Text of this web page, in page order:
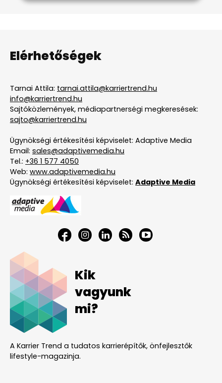
Elérhetőségek
Tarnai Attila: tarnai.attila@karriertrend.hu
info@karriertrend.hu
Sajtóközlemények, médiapartnerségi megkeresések:
sajto@karriertrend.hu
Ügynökségi értékesítési képviselet: Adaptive Media
Email: sales@adaptivemedia.hu
Tel.: +36 1 577 4050
Web: www.adaptivemedia.hu
Ügynökségi értékesítési képviselet: Adaptive Media
Kik
vagyunk
mi?
A Karrier Trend a tudatos karrierépítők, önfejlesztők
lifestyle-magazinja.